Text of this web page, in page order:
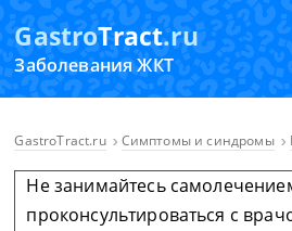
GastroTract.ru
Заболевания ЖКТ
GastroTract.ru Симптомы и синдромы
Не занимайтесь
проконсультироваться с